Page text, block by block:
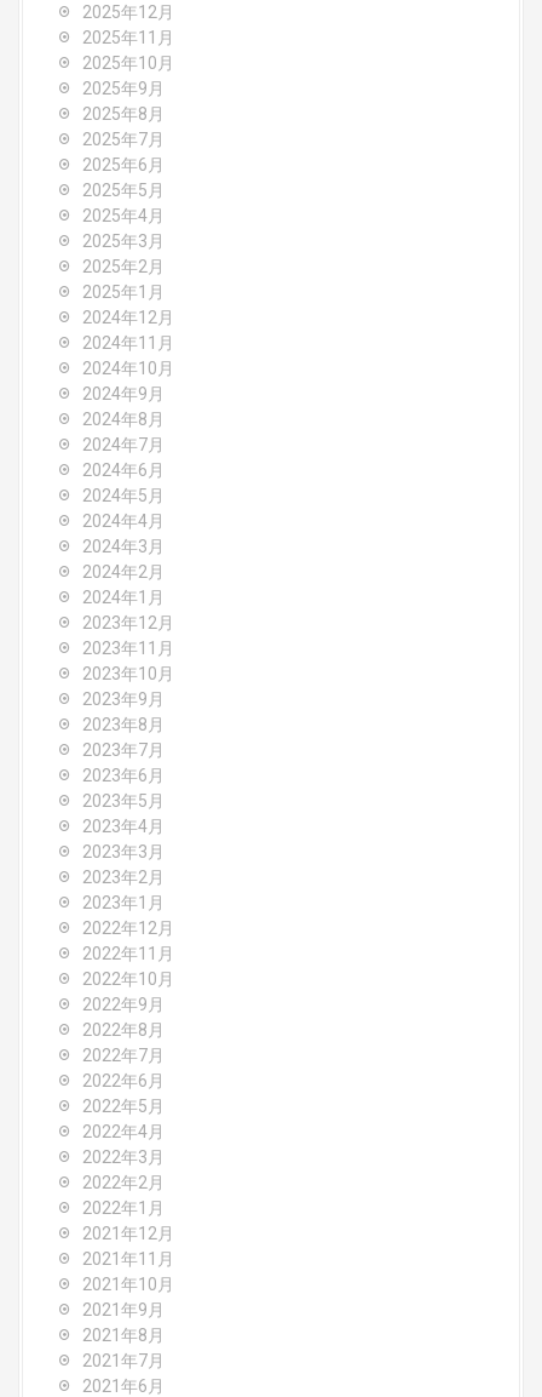
2025年12月
2025年11月
2025年10月
2025年9月
2025年8月
2025年7月
2025年6月
2025年5月
2025年4月
2025年3月
2025年2月
2025年1月
2024年12月
2024年11月
2024年10月
2024年9月
2024年8月
2024年7月
2024年6月
2024年5月
2024年4月
2024年3月
2024年2月
2024年1月
2023年12月
2023年11月
2023年10月
2023年9月
2023年8月
2023年7月
2023年6月
2023年5月
2023年4月
2023年3月
2023年2月
2023年1月
2022年12月
2022年11月
2022年10月
2022年9月
2022年8月
2022年7月
2022年6月
2022年5月
2022年4月
2022年3月
2022年2月
2022年1月
2021年12月
2021年11月
2021年10月
2021年9月
2021年8月
2021年7月
2021年6月